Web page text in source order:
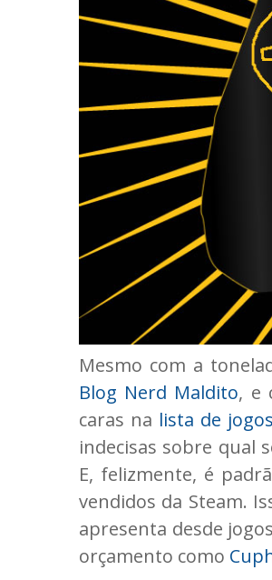
Mesmo com a
Blog Nerd Maldito, e
caras na lista de
indecisas sobre qual
E, felizmente, é
vendidos da Steam.
apresenta desde
orçamento como